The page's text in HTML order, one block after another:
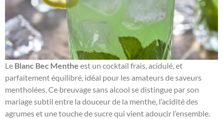
Le Blanc Bec Menthe est un cocktail frais, acidulé, et
parfaitement équilibré, idéal pour les amateurs de saveurs
mentholées. Ce breuvage sans alcool se distingue par son
mariage subtil entre la douceur de la menthe, l’acidité des
agrumes et une touche de sucre qui vient adoucir l’ensemble.